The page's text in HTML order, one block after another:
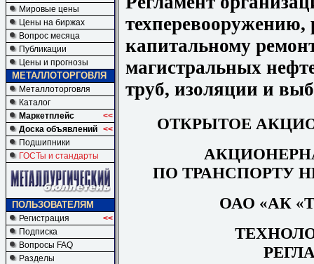
Мировые цены
Цены на биржах
Вопрос месяца
Публикации
Цены и прогнозы
МЕТАЛЛОТОРГОВЛЯ
Металлоторговля
Каталог
Маркетплейс
<<
Доска объявлений <<
Подшипники
ГОСТы и стандарты
ПОЛЬЗОВАТЕЛЯМ
Регистрация
<<
Подписка
Вопросы FAQ
Разделы
техперевооружению,
капитальному
магистральных
труб, изоляции и
ОТКРЫТОЕ
ПО ТРАНСПОРТУ
ОАО «АК